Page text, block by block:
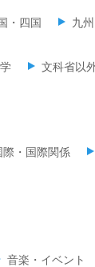
・四国 九
文科省以
際・国際関係
音楽・イベント